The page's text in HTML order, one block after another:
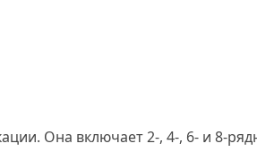
Она включает 2-, 4-, 6- и 8-